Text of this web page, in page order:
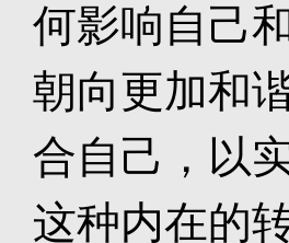
何影响自己
朝向更加和
合自己，以
这种内在的